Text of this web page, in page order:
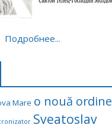
Подробнее...
Mare o nouă ordine
Sveatoslav